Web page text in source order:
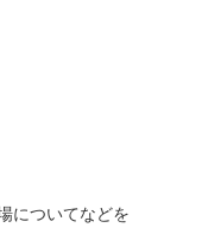
についてなどを